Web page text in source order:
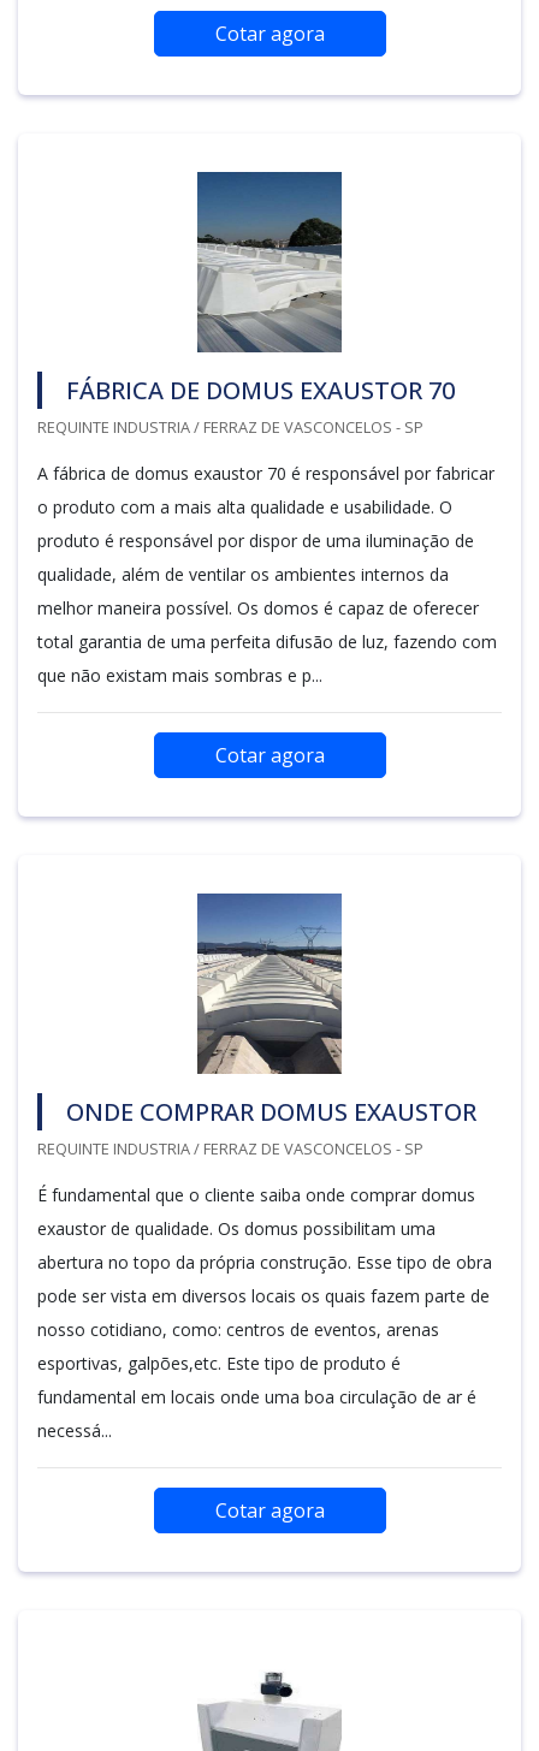
Cotar agora
FÁBRICA DE DOMUS EXAUSTOR 70
REQUINTE INDUSTRIA / FERRAZ DE VASCONCELOS - SP
A fábrica de domus exaustor 70 é responsável por fabricar
o produto com a mais alta qualidade e usabilidade. O
produto é responsável por dispor de uma iluminação de
qualidade, além de ventilar os ambientes internos da
melhor maneira possível. Os domos é capaz de oferecer
total garantia de uma perfeita difusão de luz, fazendo com
que não existam mais sombras e p...
Cotar agora
ONDE COMPRAR DOMUS EXAUSTOR
REQUINTE INDUSTRIA / FERRAZ DE VASCONCELOS - SP
É fundamental que o cliente saiba onde comprar domus
exaustor de qualidade. Os domus possibilitam uma
abertura no topo da própria construção. Esse tipo de obra
pode ser vista em diversos locais os quais fazem parte de
nosso cotidiano, como: centros de eventos, arenas
esportivas, galpões,etc. Este tipo de produto é
fundamental em locais onde uma boa circulação de ar é
necessá...
Cotar agora